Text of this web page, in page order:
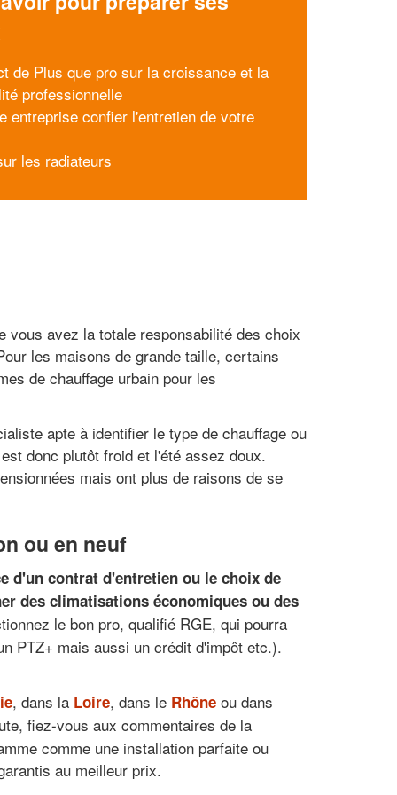
de Plus que pro sur la croissance et la
professionnelle
entreprise confier l'entretien de votre
les radiateurs
vous avez la totale responsabilité des choix
les maisons de grande taille, certains
de chauffage urbain pour les
apte à identifier le type de chauffage ou
donc plutôt froid et l'été assez doux.
mais ont plus de raisons de se
ou en neuf
d'un contrat d'entretien ou le choix de
des climatisations économiques ou des
le bon pro, qualifié RGE, qui pourra
PTZ+ mais aussi un crédit d'impôt etc.).
, dans la Loire, dans le Rhône ou dans
fiez-vous aux commentaires de la
comme une installation parfaite ou
au meilleur prix.